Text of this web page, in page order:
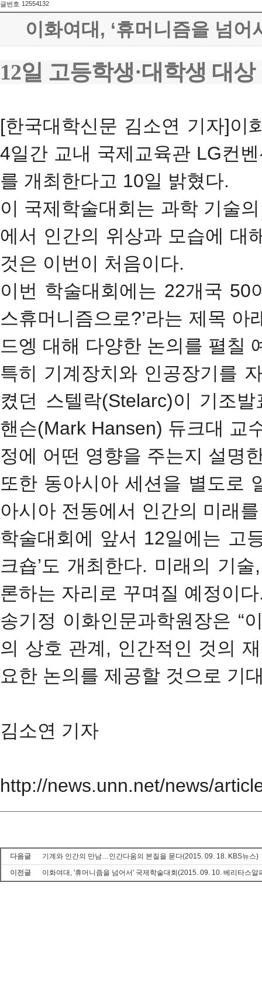
글번호 12554132
이화여대, ‘휴머니즘을 넘
12일 고등학생·대학생 대
[한국대학신문 김소연 기자]이
4일간 교내 국제교육관 LG컨
를 개최한다고 10일 밝혔다.
이 국제학술대회는 과학 기술
에서 인간의 위상과 모습에 대
것은 이번이 처음이다.
이번 학술대회에는 22개국 50
스휴머니즘으로?’라는 제목
드엥 대해 다양한 논의를 펼칠
특히 기계장치와 인공장기를
켰던 스텔락(Stelarc)이 기조
핸슨(Mark Hansen) 듀크대 교
정에 어떤 영향을 주는지 설명
또한 동아시아 세션을 별도로
아시아 전동에서 인간의 미래
학술대회에 앞서 12일에는 고
크숍’도 개최한다. 미래의 기
론하는 자리로 꾸며질 예정이
송기정 이화인문과학원장은 “
의 상호 관계, 인간적인 것의
요한 논의를 제공할 것으로 기
김소연 기자
http://news.unn.net/news/
다음글
기계와 인간의 만남…인간다움의 본질을 묻다(2015. 09. 18. KBS뉴스)
이전글
이화여대, '휴머니즘을 넘어서' 국제학술대회(2015. 09. 10. 베리타스알